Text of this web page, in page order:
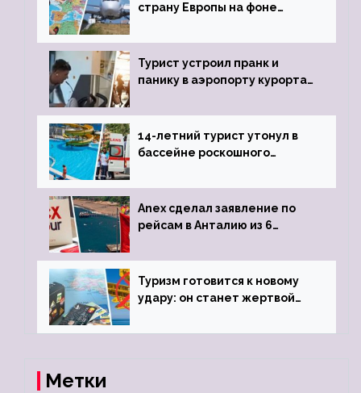
страну Европы на фоне
виз
Турист устроил пранк и
панику в аэропорту курорта,
задержке рейса
14-летний турист утонул в
бассейне роскошного
Anex сделал заявление по
рейсам в Анталию из 6
Туризм готовится к новому
удару: он станет жертвой
Метки